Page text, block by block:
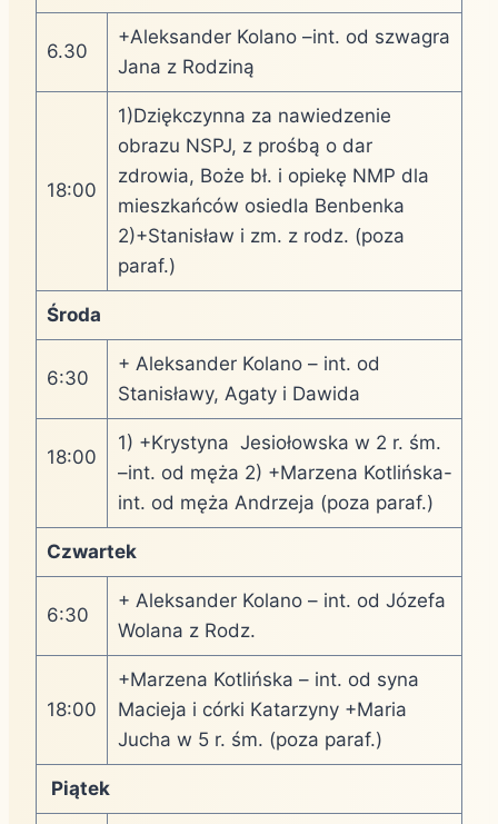
6.30
+Aleksander Kolano –int. od szwagra
Jana z Rodziną
18:00
1)Dziękczynna za nawiedzenie
obrazu NSPJ, z prośbą o dar
zdrowia, Boże bł. i opiekę NMP dla
mieszkańców osiedla Benbenka
2)+Stanisław i zm. z rodz. (poza
paraf.)
Środa
6:30
+ Aleksander Kolano – int. od
Stanisławy, Agaty i Dawida
18:00
1) +Krystyna Jesiołowska w 2 r. śm.
–int. od męża 2) +Marzena Kotlińska-
int. od męża Andrzeja (poza paraf.)
Czwartek
6:30
+ Aleksander Kolano – int. od Józefa
Wolana z Rodz.
18:00
+Marzena Kotlińska – int. od syna
Macieja i córki Katarzyny +Maria
Jucha w 5 r. śm. (poza paraf.)
Piątek